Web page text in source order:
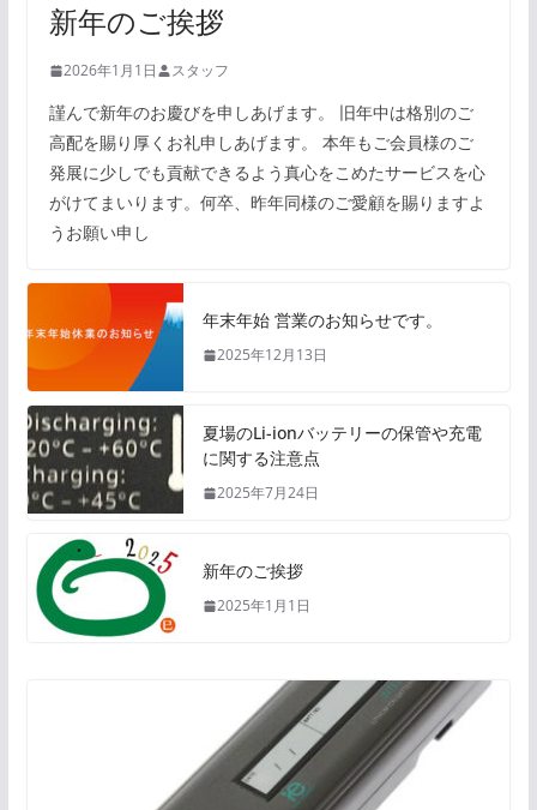
新年のご挨拶
2026年1月1日 スタッフ
謹んで新年のお慶びを申しあげます。 旧年中は格別のご
高配を賜り厚くお礼申しあげます。 本年もご会員様のご
発展に少しでも貢献できるよう真心をこめたサービスを心
がけてまいります。何卒、昨年同様のご愛顧を賜りますよ
うお願い申し
年末年始 営業のお知らせです。
2025年12月13日
夏場のLi-ionバッテリーの保管や充電
に関する注意点
2025年7月24日
新年のご挨拶
2025年1月1日